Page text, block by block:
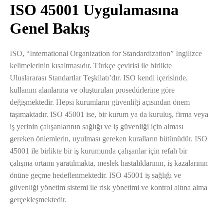
ISO 45001 Uygulamasına
Genel Bakış
ISO, “International Organization for Standardization” İngilizce
kelimelerinin kısaltmasıdır. Türkçe çevirisi ile birlikte
Uluslararası Standartlar Teşkilatı’dır. ISO kendi içerisinde,
kullanım alanlarına ve oluşturulan prosedürlerine göre
değişmektedir. Hepsi kurumların güvenliği açısından önem
taşımaktadır. ISO 45001 ise, bir kurum ya da kuruluş, firma veya
iş yerinin çalışanlarının sağlığı ve iş güvenliği için alması
gereken önlemlerin, uyulması gereken kuralların bütünüdür. ISO
45001 ile birlikte bir iş kurumunda çalışanlar için refah bir
çalışma ortamı yaratılmakta, meslek hastalıklarının, iş kazalarının
önüne geçme hedeflenmektedir. ISO 45001 iş sağlığı ve
güvenliği yönetim sistemi ile risk yönetimi ve kontrol altına alma
gerçekleşmektedir.